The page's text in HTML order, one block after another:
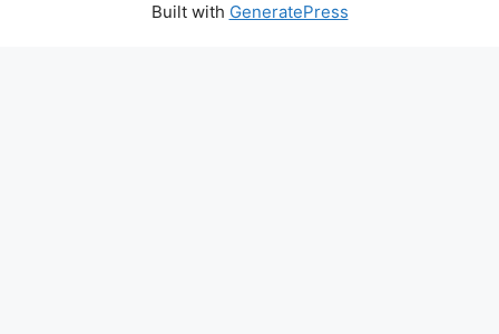
Built with GeneratePress